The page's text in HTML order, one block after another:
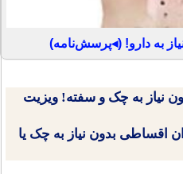
به دارو! (◂پرسش‌نامه)
نیاز به چک و سفته! ویزیت
اقساطی بدون نیاز به چک یا